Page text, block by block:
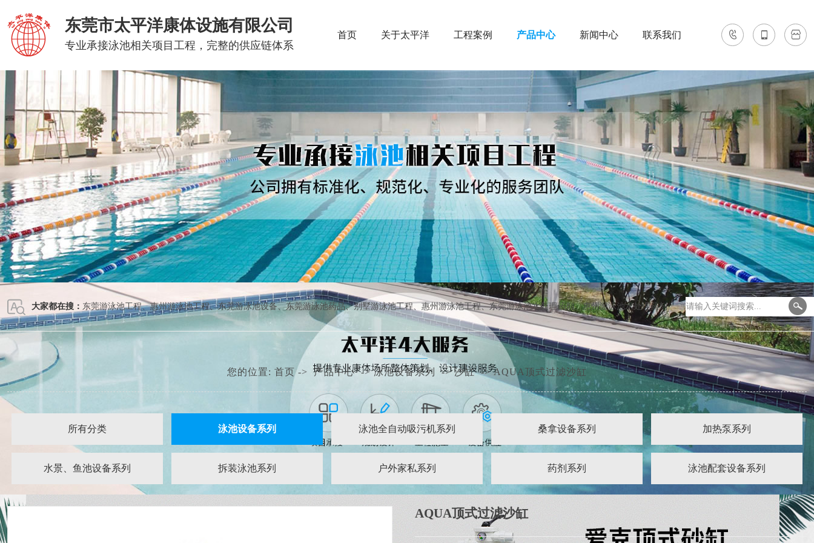
东莞市太平洋康体设施有限公司
专业承接泳池相关项目工程，完整的供应链体系
首页 关于太平洋 工程案例 产品中心 新闻中心 联系我们
大家都在搜： 东莞游泳池工程、惠州游泳池工程、东莞游泳池设备、东莞游泳池药品、别墅游泳池工程、 惠州游泳池工程、东莞游泳池水处理药剂、惠州游泳池水处理药剂
您的位置: 首页->产品中心->泳池设备系列 ->沙缸->AQUA顶式过滤沙缸
所有分类 泳池设备系列 泳池全自动吸污机系列 桑拿设备系列 加热泵系列
水景、鱼池设备系列 拆装泳池系列 户外家私系列 药剂系列 泳池配套设备系列
AQUA顶式过滤沙缸